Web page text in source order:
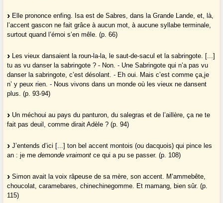
Elle prononce enfing. Isa est de Sabres, dans la Grande Lande, et, là,
l’accent gascon ne fait grâce à aucun mot, à aucune syllabe terminale,
surtout quand l’émoi s’en mêle. (p. 66)
Les vieux dansaient la roun-la-la, le saut-de-sacul et la sabringote. [...]
tu as vu danser la sabringote ? - Non. - Une Sabringote qui n’a pas vu
danser la sabringote, c’est désolant. - Eh oui. Mais c’est comme ça,je
n’ y peux rien. - Nous vivons dans un monde où les vieux ne dansent
plus. (p. 93-94)
Un méchoui au pays du panturon, du salegras et de l’aillère, ça ne te
fait pas deuil, comme dirait Adèle ? (p. 94)
J’entends d’ici [...] ton bel accent montois (ou dacquois) qui pince les
an : je medemonde vraimont ce qui a pu se passer. (p. 108)
Simon avait la voix râpeuse de sa mère, son accent. M’ammebête,
choucolat, caramebares, chinechinegomme. Et mamang, bien sûr. (p.
115)